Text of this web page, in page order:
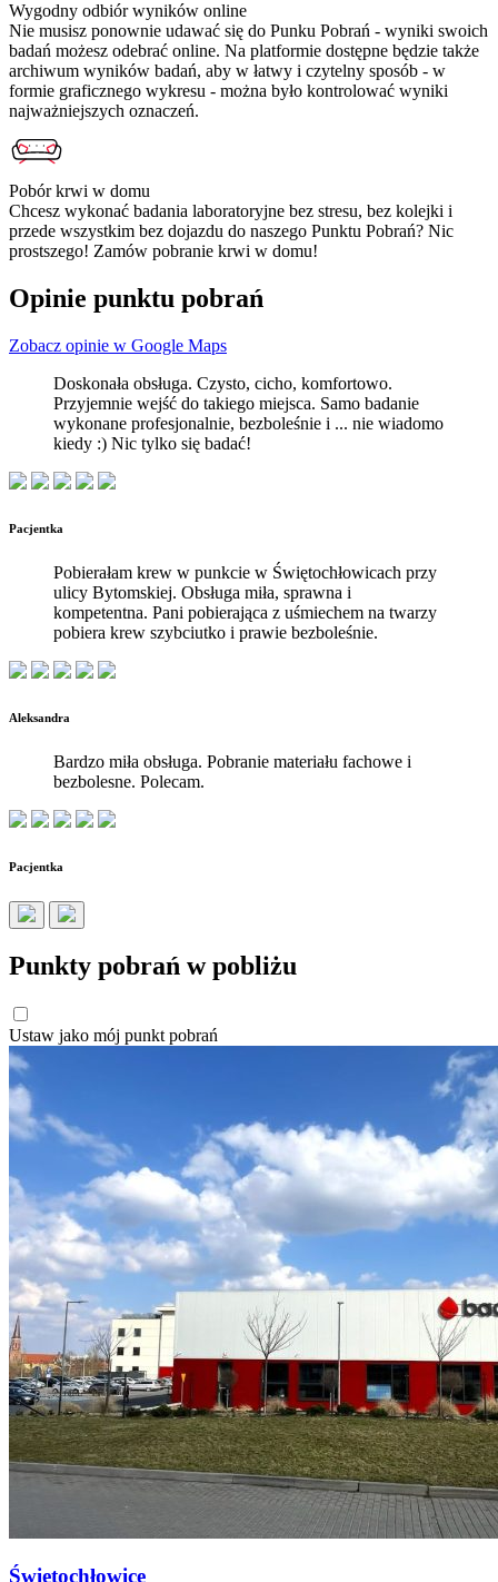
Wygodny odbiór wyników online
Nie musisz ponownie udawać się do Punku Pobrań - wyniki swoich
badań możesz odebrać online. Na platformie dostępne będzie także
archiwum wyników badań, aby w łatwy i czytelny sposób - w
formie graficznego wykresu - można było kontrolować wyniki
najważniejszych oznaczeń.
Pobór krwi w domu
Chcesz wykonać badania laboratoryjne bez stresu, bez kolejki i
przede wszystkim bez dojazdu do naszego Punktu Pobrań? Nic
prostszego! Zamów pobranie krwi w domu!
Opinie punktu pobrań
Zobacz opinie w Google Maps
Doskonała obsługa. Czysto, cicho, komfortowo.
Przyjemnie wejść do takiego miejsca. Samo badanie
wykonane profesjonalnie, bezboleśnie i ... nie wiadomo
kiedy :) Nic tylko się badać!
Pacjentka
Pobierałam krew w punkcie w Świętochłowicach przy
ulicy Bytomskiej. Obsługa miła, sprawna i
kompetentna. Pani pobierająca z uśmiechem na twarzy
pobiera krew szybciutko i prawie bezboleśnie.
Aleksandra
Bardzo miła obsługa. Pobranie materiału fachowe i
bezbolesne. Polecam.
Pacjentka
Punkty pobrań w pobliżu
Ustaw jako mój punkt pobrań
Świętochłowice